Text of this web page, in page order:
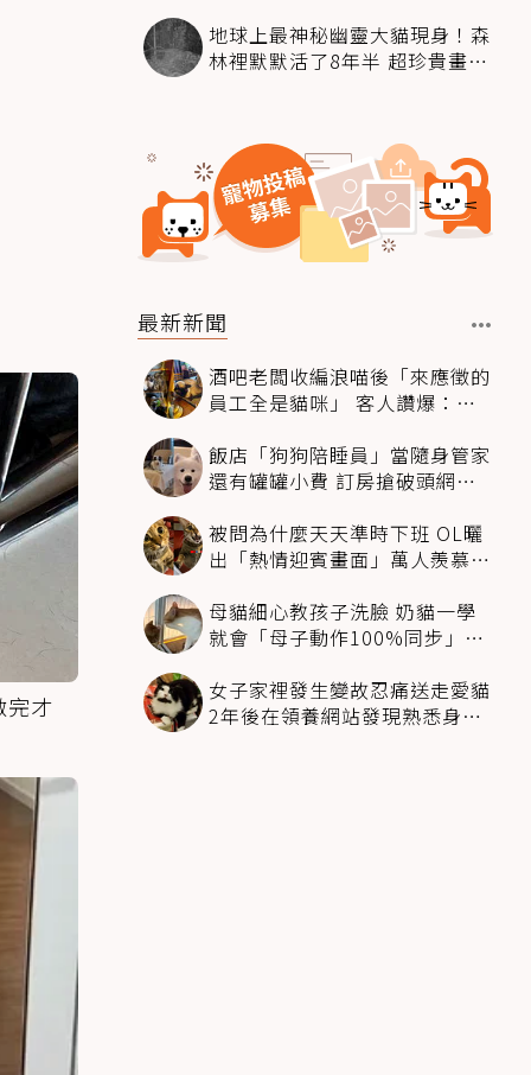
完才
地球上最神秘幽靈大貓現身！森
林裡默默活了8年半 超珍貴畫面
最新新聞
酒吧老闆收編浪喵後「來應徵的
員工全是貓咪」 客人讚爆：來
飯店「狗狗陪睡員」當隨身管家
還有罐罐小費 訂房搶破頭網友
被問為什麼天天準時下班 OL曬
出「熱情迎賓畫面」萬人羨慕：
母貓細心教孩子洗臉 奶貓一學
就會「母子動作100%同步」網
女子家裡發生變故忍痛送走愛貓
2年後在領養網站發現熟悉身影